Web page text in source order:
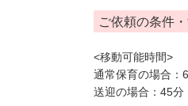
ご依頼の条件
<移動可能時間>
通常保育の場合：
送迎の場合：45分